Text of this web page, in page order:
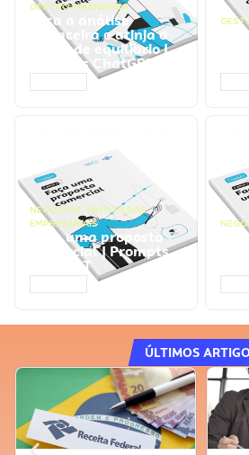
GESTÃO FINANCEIRA
Faça a análise
financeira e atinja o
ponto de equilíbrio |
Prompts ChatGPT
NEGÓCIOS, PROCESSOS
EMPRESARIAIS
Faça uma proposta
comercial | Prompts
ChatGPT
ÚLTIMOS